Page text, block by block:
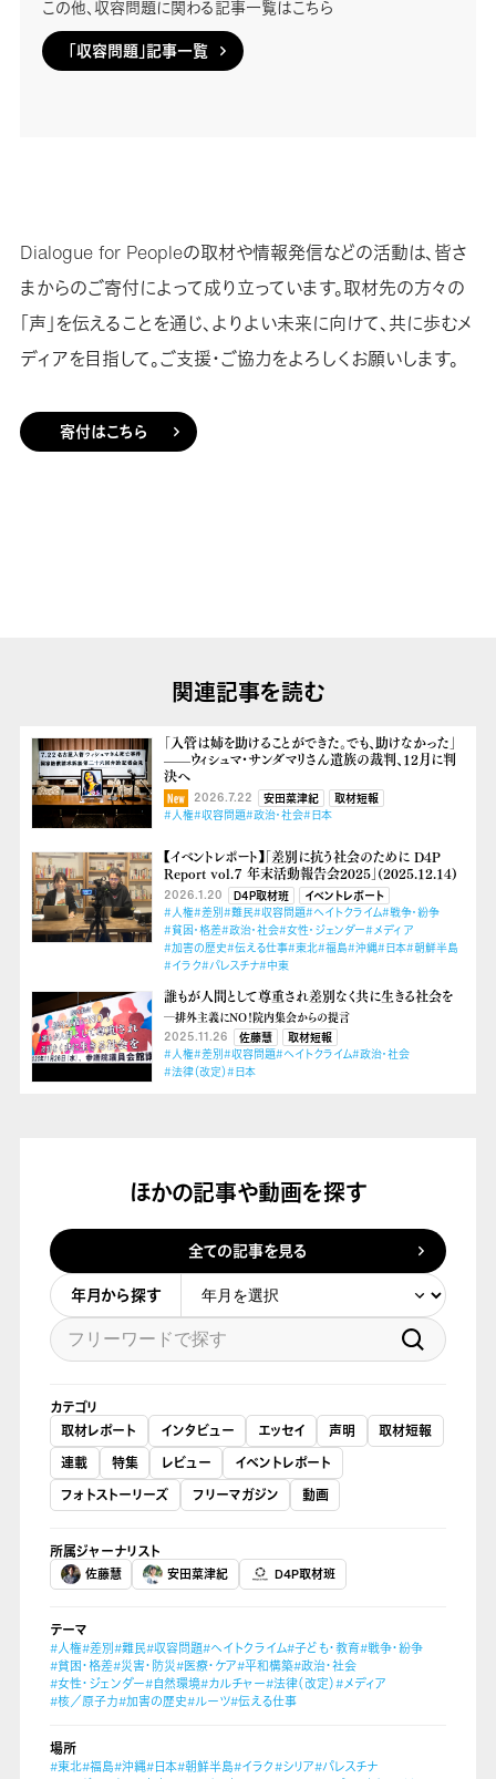
この他、収容問題に関わる記事一覧はこちら
「収容問題」記事一覧
Dialogue for Peopleの取材や情報発信などの活動は、皆さ
まからのご寄付によって成り立っています。取材先の方々の
「声」を伝えることを通じ、よりよい未来に向けて、共に歩むメ
ディアを目指して。ご支援・ご協力をよろしくお願いします。
寄付はこちら
関連記事を読む
「入管は姉を助けることができた。でも、助けなかった」
——ウィシュマ・サンダマリさん遺族の裁判、12月に判
決へ
2026.7.22 安田菜津紀
取材短報
#人権#収容問題#政治・社会#日本
【イベントレポート】「差別に抗う社会のために D4P
Report vol.７ 年末活動報告会2025」(2025.12.14)
2026.1.20 D4P取材班
イベントレポート
#人権#差別#難民#収容問題#ヘイトクライム#戦争・紛争
#貧困・格差#政治・社会#女性・ジェンダー#メディア
#加害の歴史#伝える仕事#東北#福島#沖縄#日本#朝鮮半島
#イラク#パレスチナ#中東
誰もが人間として尊重され差別なく共に生きる社会を
―排外主義にNO！院内集会からの提言
2025.11.26 佐藤慧
取材短報
#人権#差別#収容問題#ヘイトクライム#政治・社会
#法律（改定）#日本
ほかの記事や動画を探す
全ての記事を見る
年月から探す
カテゴリ
取材レポート
インタビュー エッセイ 声明
取材短報
連載
特集 レビュー
イベントレポート
フォトストーリーズ
フリーマガジン 動画
所属ジャーナリスト
佐藤慧 安田菜津紀 D4P取材班
テーマ
#人権#差別#難民#収容問題#ヘイトクライム#子ども・教育#戦争・紛争
#貧困・格差#災害・防災#医療・ケア#平和構築#政治・社会
#女性・ジェンダー#自然環境#カルチャー#法律（改定）#メディア
#核／原子力#加害の歴史#ルーツ#伝える仕事
場所
#東北#福島#沖縄#日本#朝鮮半島#イラク#シリア#パレスチナ